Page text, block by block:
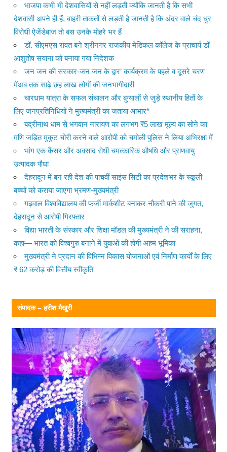
भाजपा कभी भी देशवासियों से नहीं लड़ती क्योंकि जानती है कि सभी
देशवासी अपने ही हैं, बाहरी ताकतों से लड़ती है जानती है कि अंदर वाले चंद धुर
विरोधी ऐजेंडेबाज तो बस उनके मोहरे भर हैं
डॉ. सीएमएस रावत बने श्रीनगर राजकीय मेडिकल कॉलेज के प्राचार्य डॉ
आशुतोष सयाना को बनाया गया निदेशक
जन जन की सरकार-जन जन के द्वार’ कार्यक्रम के पहले व दूसरे चरण
मेंअब तक साढ़े छह लाख लोगों की जनभागीदारी
चारधाम यात्रा के सफल संचालन और बुग्यालों से जुड़े स्थानीय हितों के
लिए जनप्रतिनिधियों ने मुख्यमंत्री का जताया आभार*
बद्रीनाथ धाम से भगवान नारायण का लगभग ₹5 लाख मूल्य का सोने का
मणि जड़ित मुकुट चोरी करने वाले आरोपी को चमोली पुलिस ने लिया अभिरक्षा में
भांग एक कैंसर और अवसाद रोधी चमत्कारिक औषधि और प्राणवायु
उत्पादक पौधा
देहरादून में बन रही देश की पांचवीं साइंस सिटी का प्रदेशभर के स्कूली
बच्चों को कराया जाएगा भ्रमण-मुख्यमंत्री
गढ़वाल विश्वविद्यालय की फर्जी मार्कशीट बनाकर नौकरी पाने की जुगत,
देहरादून से आरोपी गिरफ्तार
विद्या भारती के संस्कार और शिक्षा मॉडल की मुख्यमंत्री ने की सराहना,
कहा— भारत को विश्वगुरु बनाने में युवाओं की होगी अहम भूमिका
मुख्यमंत्री ने प्रदान की विभिन्न विकास योजनाओं एवं निर्माण कार्यों के लिए
₹ 62 करोड़ की वित्तीय स्वीकृति
संपादक – हरीश मैखुरी